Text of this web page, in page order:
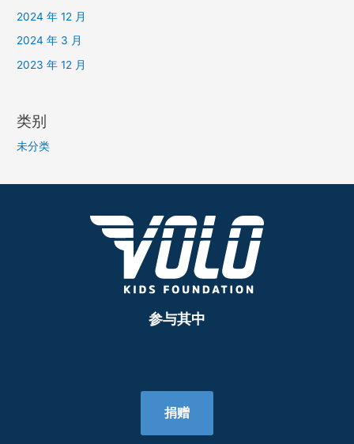
2024 年 12 月
2024 年 3 月
2023 年 12 月
类别
未分类
参与其中
捐赠